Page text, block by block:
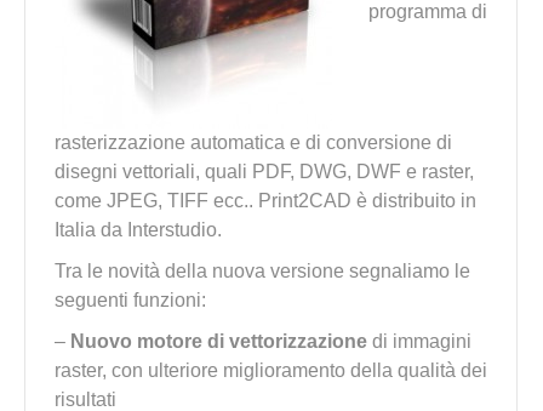
programma di
rasterizzazione automatica e di conversione di
disegni vettoriali, quali PDF, DWG, DWF e raster,
come JPEG, TIFF ecc.. Print2CAD è distribuito in
Italia da Interstudio.
Tra le novità della nuova versione segnaliamo le
seguenti funzioni:
– Nuovo motore di vettorizzazione di immagini
raster, con ulteriore miglioramento della qualità dei
risultati